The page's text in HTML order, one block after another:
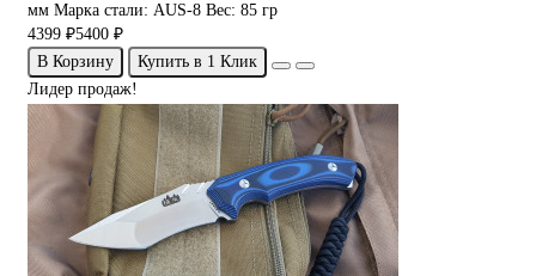
мм Марка стали: AUS-8 Вес: 85 гр
4399 ₽5400 ₽
В Корзину
Купить в 1 Клик
Лидер продаж!